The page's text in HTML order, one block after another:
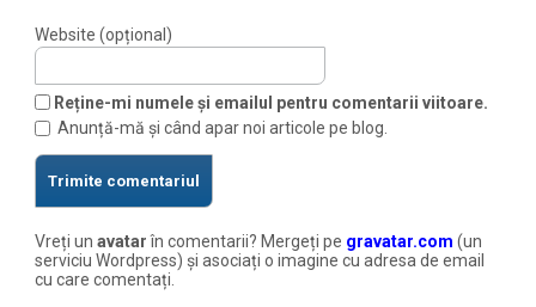
Website (opțional)
Reține-mi numele și emailul pentru comentarii viitoare.
Anunță-mă și când apar noi articole pe blog.
Vreți unavatarîn comentarii? Mergeți pe gravatar.com (un
serviciu Wordpress) și asociați o imagine cu adresa de email
cu care comentați.